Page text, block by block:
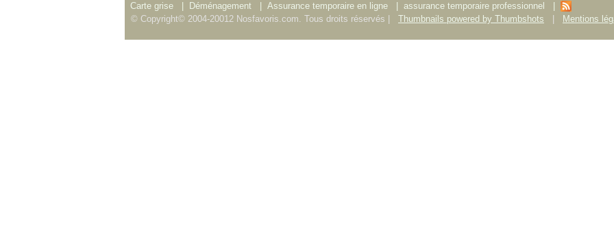
Carte grise Déménagement Assurance temporaire en ligne assurance temporaire professionnel
© Copyright© 2004-20012 Nosfavoris.com. Tous droits réservés |
Thumbnails powered by Thumbshots Mentions